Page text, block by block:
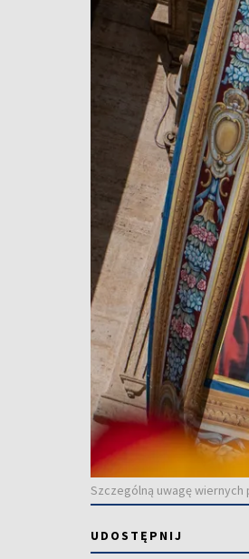
Szczególną uwagę wiernych
UDOSTĘPNIJ